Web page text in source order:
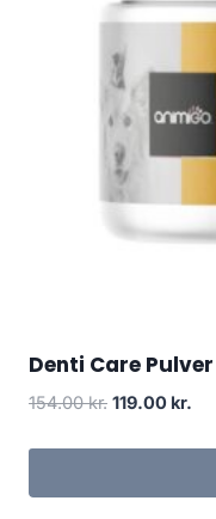
Denti Care Pulver
154.00kr. Den
119.00 kr.